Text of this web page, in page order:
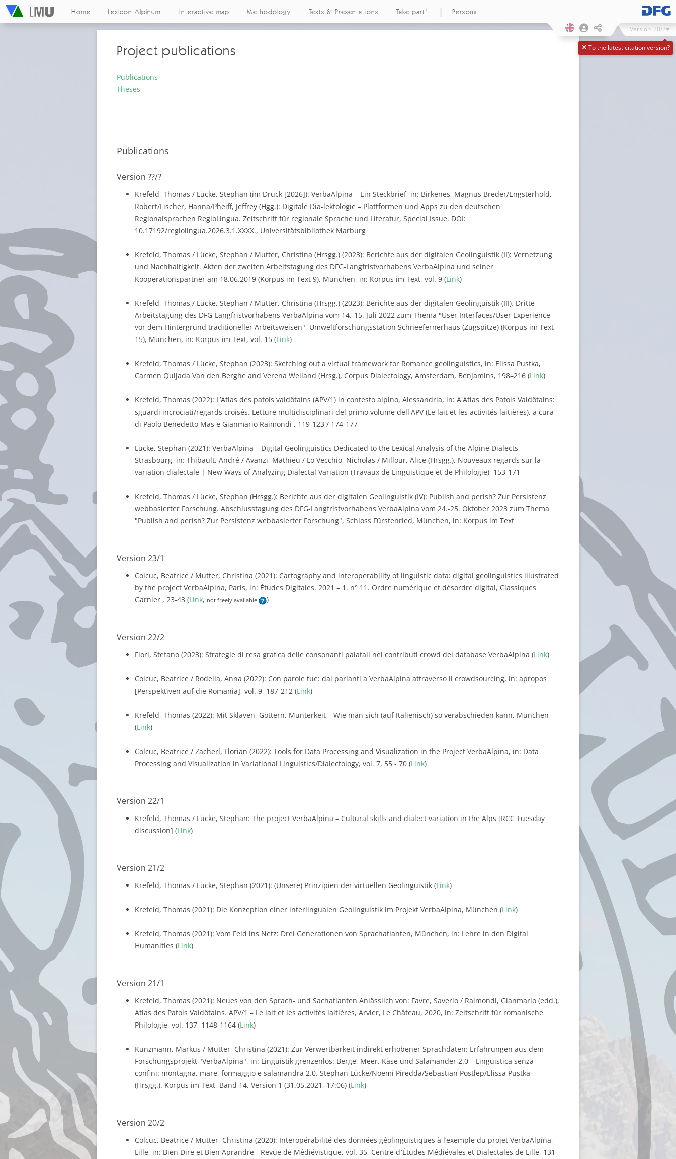
Home Lexicon Alpinum Interactive map Methodology Texts & Presentations Take part! Persons
To the latest citation version?
Version 20/2
Project publications
Publications
Theses
Publications
Version ??/?
Krefeld, Thomas / Lücke, Stephan (im Druck [2026]): VerbaAlpina – Ein Steckbrief, in: Birkenes, Magnus Breder/Engsterhold,
Robert/Fischer, Hanna/Pheiff, Jeffrey (Hgg.): Digitale Dia-lektologie – Plattformen und Apps zu den deutschen
Regionalsprachen RegioLingua. Zeitschrift für regionale Sprache und Literatur, Special Issue. DOI:
10.17192/regiolingua.2026.3.1.XXXX., Universitätsbibliothek Marburg
Krefeld, Thomas / Lücke, Stephan / Mutter, Christina (Hrsgg.) (2023): Berichte aus der digitalen Geolinguistik (II): Vernetzung
und Nachhaltigkeit. Akten der zweiten Arbeitstagung des DFG-Langfristvorhabens VerbaAlpina und seiner
Kooperationspartner am 18.06.2019 (Korpus im Text 9), München, in: Korpus im Text, vol. 9 (Link)
Krefeld, Thomas / Lücke, Stephan / Mutter, Christina (Hrsgg.) (2023): Berichte aus der digitalen Geolinguistik (III). Dritte
Arbeitstagung des DFG-Langfristvorhabens VerbaAlpina vom 14.-15. Juli 2022 zum Thema "User Interfaces/User Experience
vor dem Hintergrund traditioneller Arbeitsweisen", Umweltforschungsstation Schneefernerhaus (Zugspitze) (Korpus im Text
15), München, in: Korpus im Text, vol. 15 (Link)
Krefeld, Thomas / Lücke, Stephan (2023): Sketching out a virtual framework for Romance geolinguistics, in: Elissa Pustka,
Carmen Quijada Van den Berghe and Verena Weiland (Hrsg.), Corpus Dialectology, Amsterdam, Benjamins, 198–216 (Link)
Krefeld, Thomas (2022): L’Atlas des patois valdôtains (APV/1) in contesto alpino, Alessandria, in: A'Atlas des Patois Valdôtains:
sguardi incrociati/regards croisés. Letture multidisciplinari del primo volume dell'APV (Le lait et les activités laitières), a cura
di Paolo Benedetto Mas e Gianmario Raimondi , 119-123 / 174-177
Lücke, Stephan (2021): VerbaAlpina – Digital Geolinguistics Dedicated to the Lexical Analysis of the Alpine Dialects,
Strasbourg, in: Thibault, André / Avanzi, Mathieu / Lo Vecchio, Nicholas / Millour, Alice (Hrsgg.), Nouveaux regards sur la
variation dialectale | New Ways of Analyzing Dialectal Variation (Travaux de Linguistique et de Philologie), 153-171
Krefeld, Thomas / Lücke, Stephan (Hrsgg.): Berichte aus der digitalen Geolinguistik (IV): Publish and perish? Zur Persistenz
webbasierter Forschung. Abschlusstagung des DFG-Langfristvorhabens VerbaAlpina vom 24.-25. Oktober 2023 zum Thema
"Publish and perish? Zur Persistenz webbasierter Forschung", Schloss Fürstenried, München, in: Korpus im Text
Version 23/1
Colcuc, Beatrice / Mutter, Christina (2021): Cartography and interoperability of linguistic data: digital geolinguistics illustrated
by the project VerbaAlpina, Paris, in: Études Digitales. 2021 – 1. n° 11. Ordre numérique et désordre digital, Classiques
Garnier , 23-43 (Link, not freely available )
Version 22/2
Fiori, Stefano (2023): Strategie di resa grafica delle consonanti palatali nei contributi crowd del database VerbaAlpina (Link)
Colcuc, Beatrice / Rodella, Anna (2022): Con parole tue: dai parlanti a VerbaAlpina attraverso il crowdsourcing, in: apropos
[Perspektiven auf die Romania], vol. 9, 187-212 (Link)
Krefeld, Thomas (2022): Mit Sklaven, Göttern, Munterkeit – Wie man sich (auf Italienisch) so verabschieden kann, München
(Link)
Colcuc, Beatrice / Zacherl, Florian (2022): Tools for Data Processing and Visualization in the Project VerbaAlpina, in: Data
Processing and Visualization in Variational Linguistics/Dialectology, vol. 7, 55 - 70 (Link)
Version 22/1
Krefeld, Thomas / Lücke, Stephan: The project VerbaAlpina – Cultural skills and dialect variation in the Alps [RCC Tuesday
discussion] (Link)
Version 21/2
Krefeld, Thomas / Lücke, Stephan (2021): (Unsere) Prinzipien der virtuellen Geolinguistik (Link)
Krefeld, Thomas (2021): Die Konzeption einer interlingualen Geolinguistik im Projekt VerbaAlpina, München (Link)
Krefeld, Thomas (2021): Vom Feld ins Netz: Drei Generationen von Sprachatlanten, München, in: Lehre in den Digital
Humanities (Link)
Version 21/1
Krefeld, Thomas (2021): Neues von den Sprach- und Sachatlanten Anlässlich von: Favre, Saverio / Raimondi, Gianmario (edd.),
Atlas des Patois Valdôtains. APV/1 – Le lait et les activités laitières, Arvier, Le Château, 2020, in: Zeitschrift für romanische
Philologie, vol. 137, 1148-1164 (Link)
Kunzmann, Markus / Mutter, Christina (2021): Zur Verwertbarkeit indirekt erhobener Sprachdaten: Erfahrungen aus dem
Forschungsprojekt "VerbaAlpina", in: Linguistik grenzenlos: Berge, Meer, Käse und Salamander 2.0 – Linguistica senza
confini: montagna, mare, formaggio e salamandra 2.0. Stephan Lücke/Noemi Piredda/Sebastian Postlep/Elissa Pustka
(Hrsgg.). Korpus im Text, Band 14. Version 1 (31.05.2021, 17:06) (Link)
Version 20/2
Colcuc, Beatrice / Mutter, Christina (2020): Interopérabilité des données géolinguistiques à l’exemple du projet VerbaAlpina,
Lille, in: Bien Dire et Bien Aprandre - Revue de Médiévistique, vol. 35, Centre d`Études Médiévales et Dialectales de Lille, 131-